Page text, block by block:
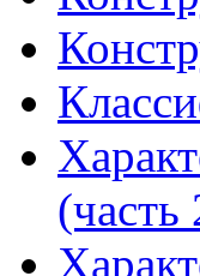
(часть